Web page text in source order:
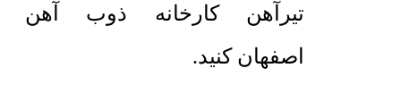
تیرآهن کارخانه ذوب آهن
اصفهان کنید.